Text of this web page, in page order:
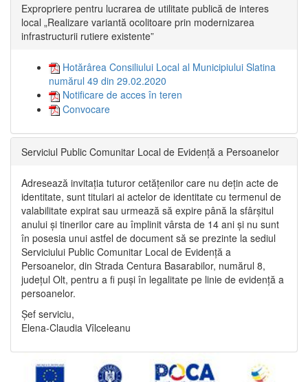
Expropriere pentru lucrarea de utilitate publică de interes
local „Realizare variantă ocolitoare prin modernizarea
infrastructurii rutiere existente”
Hotărârea Consiliului Local al Municipiului Slatina
numărul 49 din 29.02.2020
Notificare de acces în teren
Convocare
Serviciul Public Comunitar Local de Evidență a Persoanelor
Adresează invitația tuturor cetățenilor care nu dețin acte de
identitate, sunt titulari ai actelor de identitate cu termenul de
valabilitate expirat sau urmează să expire până la sfârșitul
anului și tinerilor care au împlinit vârsta de 14 ani și nu sunt
în posesia unui astfel de document să se prezinte la sediul
Serviciului Public Comunitar Local de Evidență a
Persoanelor, din Strada Centura Basarabilor, numărul 8,
județul Olt, pentru a fi puși în legalitate pe linie de evidență a
persoanelor.
Șef serviciu,
Elena-Claudia Vîlceleanu